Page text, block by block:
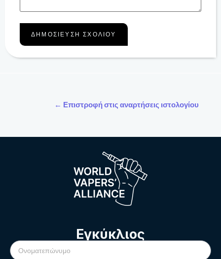
← Επιστροφή στις αναρτήσεις ιστολογίου
Εγκύκλιος